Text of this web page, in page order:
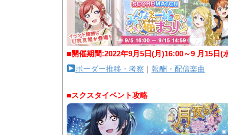
■開催期間:2022年9月5日(月)16:00～9 月15日(
ボーダー推移・考察 ｜ 報酬・配信楽曲
■スクスタイベント攻略